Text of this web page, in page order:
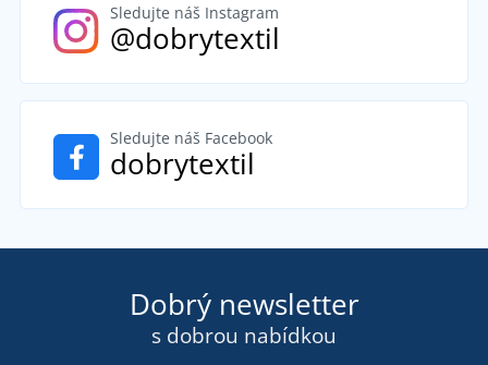
Sledujte náš Instagram
@dobrytextil
Sledujte náš Facebook
dobrytextil
Dobrý newsletter
s dobrou nabídkou